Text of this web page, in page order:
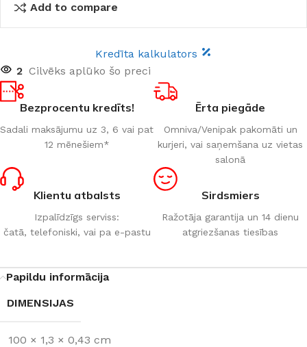
Add to compare
Kredīta kalkulators
2 Cilvēks aplūko šo preci
Bezprocentu kredīts!
Sadali maksājumu uz 3, 6 vai pat
12 mēnešiem*
Ērta piegāde
Omniva/Venipak pakomāti un
kurjeri, vai saņemšana uz vietas
salonā
Klientu atbalsts
Izpalīdzīgs serviss:
čatā, telefoniski, vai pa e-pastu
Sirdsmiers
Ražotāja garantija un 14 dienu
atgriezšanas tiesības
Papildu informācija
DIMENSIJAS
100 × 1,3 × 0,43 cm